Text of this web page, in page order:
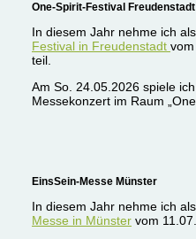
One-Spirit-Festival Freudenstadt
In diesem Jahr nehme ich
Festival in Freudenstadt
teil.
Am So. 24.05.2026 spiele
Messekonzert im Raum
EinsSein-Messe Münster
In diesem Jahr nehme ich
Messe in Münster vom